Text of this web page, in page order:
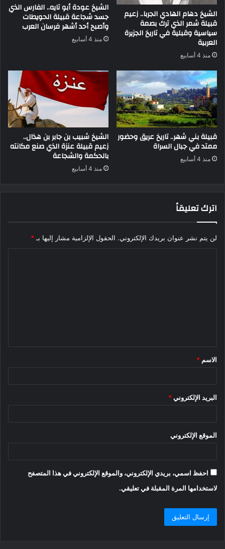
الشيخ دهام الهادي الجربا.. زعيم
قبيلة شمر الذي ترك بصمة
سياسية وقبلية في تاريخ الجزيرة
العربية
منذ 4 أسابيع
الشيخ عودة أبو تايه.. الفارس الذي
جسد شجاعة قبيلة الحويطات
وأصبح أحد أشهر فرسان العرب
منذ 4 أسابيع
قبيلة بني شهر.. تاريخ عريق وحضور
ممتد في جبال السراة
منذ 4 أسابيع
الشيخ شبيب بن جابر بن هذال..
زعيم قبيلة عنزة الذي صنع مكانته
بالحكمة والشجاعة
منذ 4 أسابيع
اترك تعليقاً
لن يتم نشر عنوان بريدك الإلكتروني. الحقول الإلزامية مشار إليها بـ *
*
الاسم *
البريد الإلكتروني *
الموقع الإلكتروني
احفظ اسمي، بريدي الإلكتروني، والموقع الإلكتروني في هذا المتصفح
لاستخدامها المرة المقبلة في تعليقي.